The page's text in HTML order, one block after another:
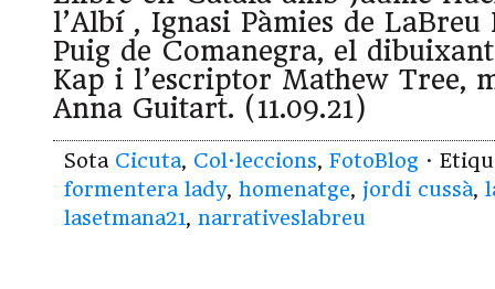
l’Albí , Ignasi Pàmies de
Puig de Comanegra, el
Kap i l’escriptor Mathew Tree,
Anna Guitart. (11.09.21)
Sota Cicuta, Col·leccions, FotoBlog ·
formentera lady, homenatge, jordi cussà,
lasetmana21, narrativeslabreu